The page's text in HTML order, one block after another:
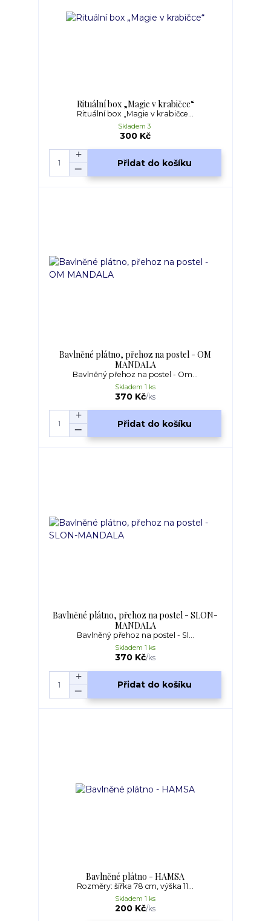
Rituální box „Magie v krabičce“
Rituální box „Magie v krabičce...
300 Kč
Skladem 3
Přidat do košíku
Bavlněné plátno, přehoz na postel - OM
MANDALA
Bavlněný přehoz na postel - Om...
370 Kč/ks
Skladem 1 ks
Přidat do košíku
Bavlněné plátno, přehoz na postel - SLON-
MANDALA
Bavlněný přehoz na postel - Sl...
370 Kč/ks
Skladem 1 ks
Přidat do košíku
Bavlněné plátno - HAMSA
Rozměry: šířka 78 cm, výška 11...
200 Kč/ks
Skladem 1 ks